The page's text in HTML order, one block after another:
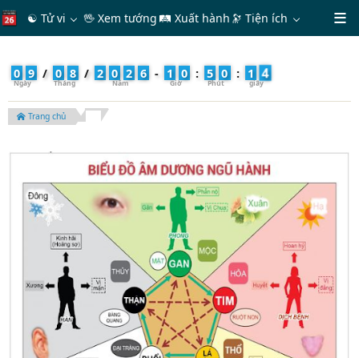
☯ Tử vi 🖖 Xem tướng 🛤 Xuất hành 🔭Tiện ích
0 9 / 0 8 / 2 0 2 6 - 1 0 : 5 0 : 1 6
Trang chủ